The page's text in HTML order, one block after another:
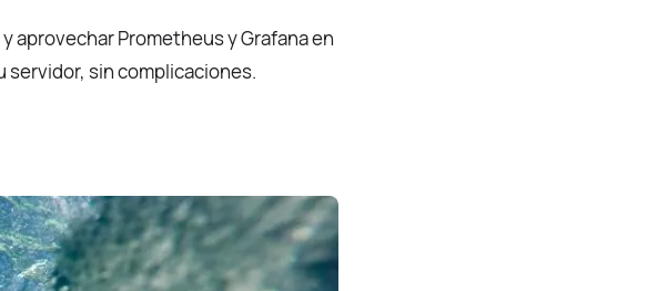
aprovechar Prometheus y Grafana en
servidor, sin complicaciones.